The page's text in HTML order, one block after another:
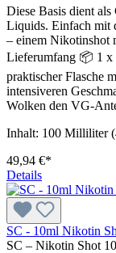
Diese Basis dient
Liquids. Einfach mit
– einem Nikotinshot
Lieferumfang 📦 1 x
praktischer Flasche
intensiveren
Wolken den VG-
Inhalt: 100 Milliliter
49,94 €*
Details
SC - 10ml Nikotin
SC – Nikotin Shot